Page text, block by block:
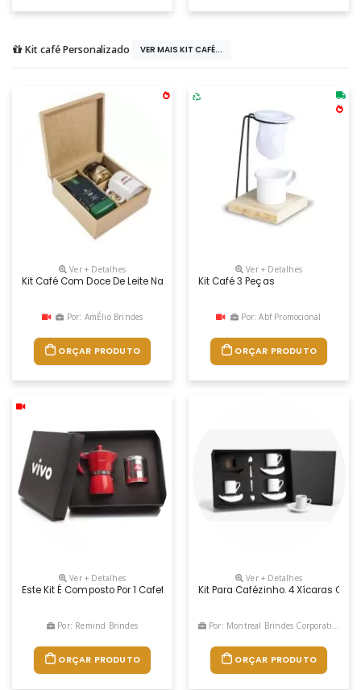
Kit café Personalizado VER MAIS KIT CAFÉ...
Ver + Detalhes
Kit Café Com Doce De Leite Na Caixa De Mdf. Produtos Presentes
Por: AmÉlio Brindes
ORÇAR PRODUTO
Ver + Detalhes
Kit Café 3 Peças
Por: Abf Promocional
ORÇAR PRODUTO
Ver + Detalhes
Este Kit É Composto Por 1 Cafeteira Tipo Italiana Vermelha De 6
Por: Remind Brindes
ORÇAR PRODUTO
Ver + Detalhes
Kit Para Cafézinho. 4 Xícaras
Por: Montreal Brindes Corporativos
ORÇAR PRODUTO